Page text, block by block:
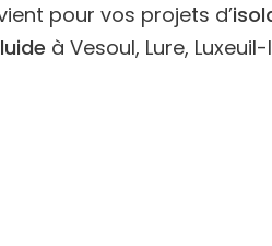
pour vos projets d’
à Vesoul, Lure,